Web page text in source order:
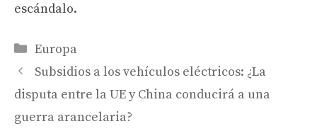
escándalo.
Categories
Europa
Subsidios a los vehículos eléctricos: ¿La
disputa entre la UE y China conducirá a una
guerra arancelaria?